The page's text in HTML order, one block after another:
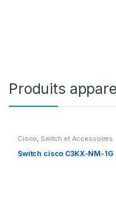
Produits
Cisco, Switch et Accessoires
Switch cisco C3KX-NM-1G